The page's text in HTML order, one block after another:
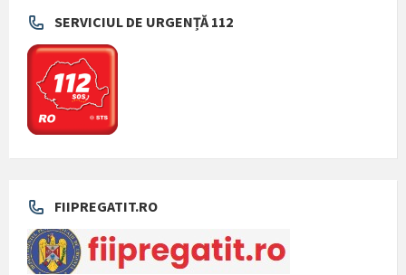
SERVICIUL DE URGENȚĂ 112
FIIPREGATIT.RO